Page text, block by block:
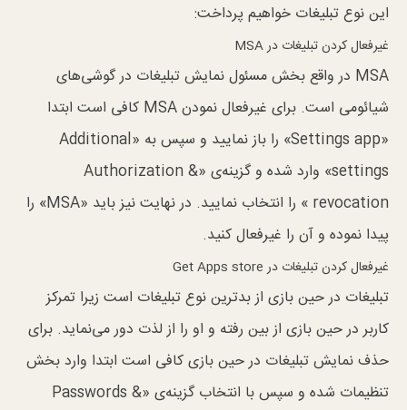
این نوع تبلیغات خواهیم پرداخت:
غیرفعال کردن تبلیغات در MSA
MSA در واقع بخش مسئول نمایش تبلیغات در گوشی‌های
شیائومی است. برای غیرفعال نمودن MSA کافی است ابتدا
«Settings app» را باز نمایید و سپس به «Additional
settings» وارد شده و گزینه‌ی «Authorization &
revocation » را انتخاب نمایید. در نهایت نیز باید «MSA» را
پیدا نموده و آن را غیرفعال کنید.
غیرفعال کردن تبلیغات در Get Apps store
تبلیغات در حین بازی از بدترین نوع تبلیغات است زیرا تمرکز
کاربر در حین بازی از بین رفته و او را از لذت دور می‌نماید. برای
حذف نمایش تبلیغات در حین بازی کافی است ابتدا وارد بخش
تنظیمات شده و سپس با انتخاب گزینه‌ی «Passwords &